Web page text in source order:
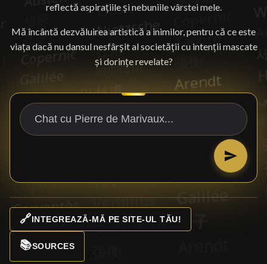
reflectă aspirațiile și nebuniile vârstei mele.
Mă încântă dezvăluirea artistică a inimilor, pentru că ce este
viața dacă nu dansul nesfârșit al societății cu intenții mascate
și dorințe revelate?
🔗INTEGREAZĂ-MĂ PE SITE-UL TĂU!
📚SOURCES